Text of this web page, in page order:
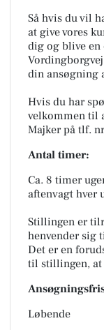
Så hvis du vil
at give vores
dig og blive en
din ansøgning
Hvis du har
velkommen til
Majker på tlf.
Antal timer:
Ca. 8 timer
aftenvagt hver
Stillingen er
henvender sig
Det er en
til stillingen, at
Løbende